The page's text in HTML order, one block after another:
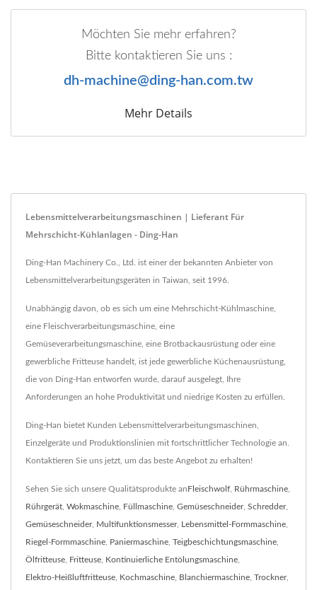
Möchten Sie mehr erfahren?
Bitte kontaktieren Sie uns :
dh-machine@ding-han.com.tw
Mehr Details
Lebensmittelverarbeitungsmaschinen | Lieferant Für
Mehrschicht-Kühlanlagen - Ding-Han
Ding-Han Machinery Co., Ltd. ist einer der bekannten Anbieter von
Lebensmittelverarbeitungsgeräten in Taiwan, seit 1996.
Unabhängig davon, ob es sich um eine Mehrschicht-Kühlmaschine,
eine Fleischverarbeitungsmaschine, eine
Gemüseverarbeitungsmaschine, eine Brotbackausrüstung oder eine
gewerbliche Fritteuse handelt, ist jede gewerbliche Küchenausrüstung,
die von Ding-Han entworfen wurde, darauf ausgelegt, Ihre
Anforderungen an hohe Produktivität und niedrige Kosten zu erfüllen.
Ding-Han bietet Kunden Lebensmittelverarbeitungsmaschinen,
Einzelgeräte und Produktionslinien mit fortschrittlicher Technologie an.
Kontaktieren Sie uns jetzt, um das beste Angebot zu erhalten!
Sehen Sie sich unsere Qualitätsprodukte anFleischwolf Rührmaschine
Rührgerät Wokmaschine Füllmaschine Gemüseschneider, Schredder,
Gemüseschneider, Multifunktionsmesser, Lebensmittel-Formmaschine
Riegel-Formmaschine Paniermaschine Teigbeschichtungsmaschine
Ölfritteuse Fritteuse Kontinuierliche Entölungsmaschine
Elektro-Heißluftfritteuse Kochmaschine Blanchiermaschine Trockner,